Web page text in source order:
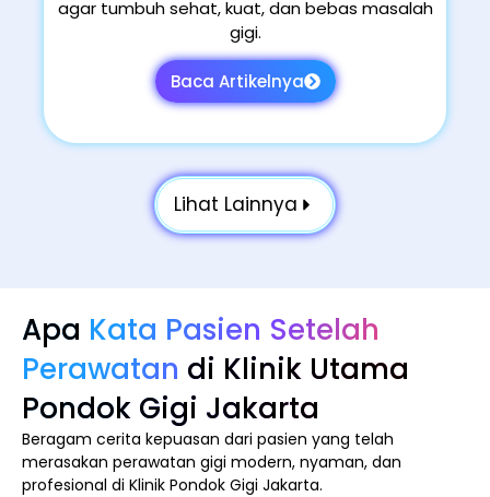
agar tumbuh sehat, kuat, dan bebas masalah
gigi.
Baca Artikelnya
Lihat Lainnya
Apa Kata Pasien Setelah
Perawatan di Klinik Utama
Pondok Gigi Jakarta
Beragam cerita kepuasan dari pasien yang telah
merasakan perawatan gigi modern, nyaman, dan
profesional di Klinik Pondok Gigi Jakarta.